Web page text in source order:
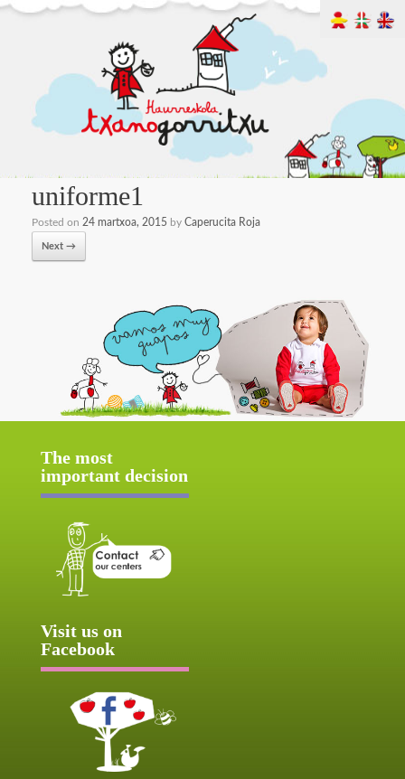
uniforme1
Posted on 24 martxoa, 2015 by Caperucita Roja
Next →
The most
important decision
Visit us on
Facebook